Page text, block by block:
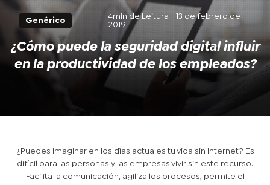
Genérico
4min de Leitura - 13 de febrero de
2019
¿Cómo puede la seguridad digital influir
en la productividad de los empleados?
¿Puedes imaginar en los días actuales tu vida sin internet? Es
difícil para las personas y las empresas vivir sin este recurso.
Facilita la comunicación, agiliza los procesos, permite el